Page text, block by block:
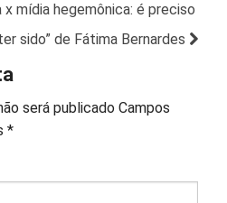
mídia hegemônica: é preciso
sido” de Fátima Bernardes
será publicado Campos
*